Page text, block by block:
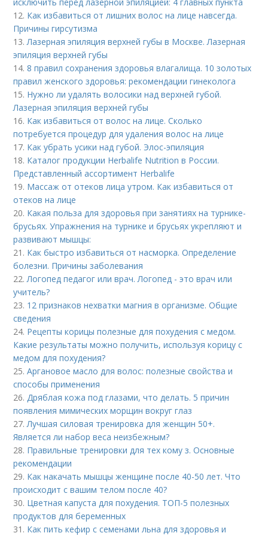
12. Как избавиться от лишних волос на лице навсегда.
Причины гирсутизма
13.Лазерная эпиляция верхней губы в Москве. Лазерная
эпиляция верхней губы
14.8 правил сохранения здоровья влагалища. 10 золотых
правил женского здоровья: рекомендации гинеколога
15. Нужно ли удалять волосики над верхней губой.
Лазерная эпиляция верхней губы
16. Как избавиться от волос на лице. Сколько
потребуется процедур для удаления волос на лице
17. Как убрать усики над губой. Элос-эпиляция
18. Каталог продукции Herbalife Nutrition в России.
Представленный ассортимент Herbalife
19. Массаж от отеков лица утром. Как избавиться от
отеков на лице
20. Какая польза для здоровья при занятиях на турнике-
брусьях. Упражнения на турнике и брусьях укрепляют и
развивают мышцы:
21. Как быстро избавиться от насморка. Определение
болезни. Причины заболевания
22.Логопед педагог или врач. Логопед - это врач или
учитель?
23. 12 признаков нехватки магния в организме. Общие
сведения
24. Рецепты корицы полезные для похудения с медом.
Какие результаты можно получить, используя корицу с
медом для похудения?
25.Аргановое масло для волос: полезные свойства и
способы применения
26.Дряблая кожа под глазами, что делать. 5 причин
появления мимических морщин вокруг глаз
27.Лучшая силовая тренировка для женщин 50+.
Является ли набор веса неизбежным?
28. Правильные тренировки для тех кому з. Основные
рекомендации
29. Как накачать мышцы женщине после 40-50 лет. Что
происходит с вашим телом после 40?
30. Цветная капуста для похудения. ТОП-5 полезных
продуктов для беременных
31. Как пить кефир с семенами льна для здоровья и